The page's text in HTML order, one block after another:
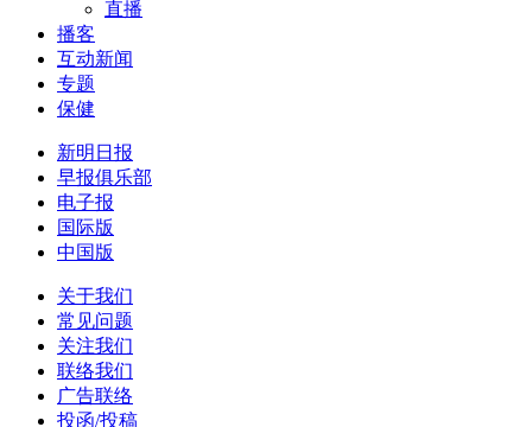
直播
播客
互动新闻
专题
保健
新明日报
早报俱乐部
电子报
国际版
中国版
关于我们
常见问题
关注我们
联络我们
广告联络
投函/投稿